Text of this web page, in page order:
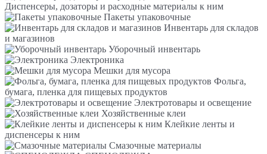
Диспенсеры, дозаторы и расходные материалы к ним
Пакеты упаковочные
Инвентарь для складов
и магазинов
Уборочный инвентарь
Электроника
Мешки для мусора
Фольга,
бумага, пленка для пищевых продуктов
Электротовары и освещение
Хозяйственные клеи
Клейкие ленты и
диспенсеры к ним
Смазочные материалы